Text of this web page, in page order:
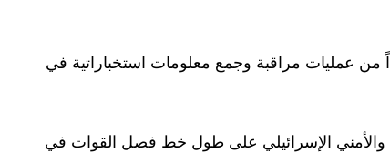
من عمليات مراقبة وجمع معلومات استخباراتية في
والأمني الإسرائيلي على طول خط فصل القوات في